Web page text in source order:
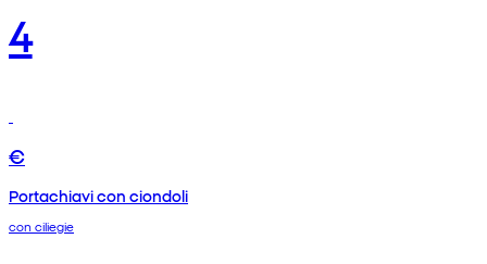
4
€
Portachiavi con ciondoli
con ciliegie